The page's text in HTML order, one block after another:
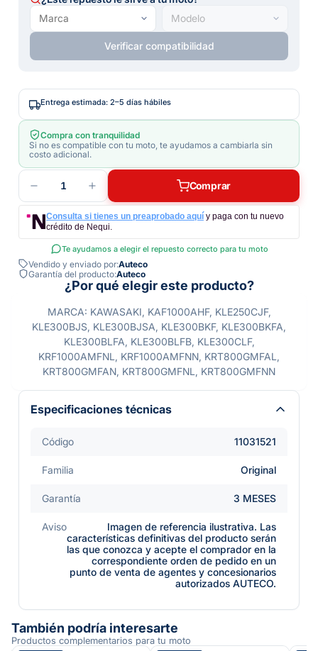
Verificar compatibilidad
Entrega estimada: 2–5 días hábiles
Compra con tranquilidad
Si no es compatible con tu moto, te ayudamos a cambiarla sin
costo adicional.
1 Comprar
Consulta si tienes un preaprobado aquí y paga con tu nuevo
crédito de Nequi.
Te ayudamos a elegir el repuesto correcto para tu moto
Vendido y enviado por:Auteco
Garantía del producto:Auteco
¿Por qué elegir este producto?
MARCA: KAWASAKI, KAF1000AHF, KLE250CJF,
KLE300BJS, KLE300BJSA, KLE300BKF, KLE300BKFA,
KLE300BLFA, KLE300BLFB, KLE300CLF,
KRF1000AMFNL, KRF1000AMFNN, KRT800GMFAL,
KRT800GMFAN, KRT800GMFNL, KRT800GMFNN
Especificaciones técnicas
Código 11031521
Familia Original
Garantía 3 MESES
Aviso
Imagen de referencia ilustrativa. Las
características definitivas del producto serán
las que conozca y acepte el comprador en la
correspondiente orden de pedido en un
punto de venta de agentes y concesionarios
autorizados AUTECO.
También podría interesarte
Productos complementarios para tu moto